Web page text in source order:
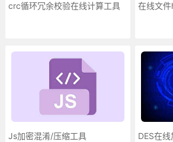
crc循环冗余校验在线计算工具 在线文
Js加密混淆/压缩工具 DES在